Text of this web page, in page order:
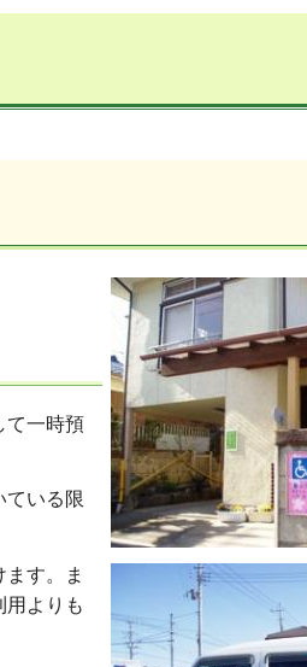
て一時預
ている限
す。ま
用よりも